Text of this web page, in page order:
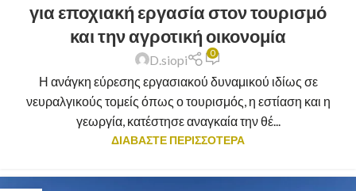
για εποχιακή εργασία στον τουρισμό
και την αγροτική οικονομία
D.siopi 0
Η ανάγκη εύρεσης εργασιακού δυναμικού ιδίως σε
νευραλγικούς τομείς όπως ο τουρισμός, η εστίαση και η
γεωργία, κατέστησε αναγκαία την θέ...
ΔΙΑΒΑΣΤΕ ΠΕΡΙΣΣΟΤΕΡΑ